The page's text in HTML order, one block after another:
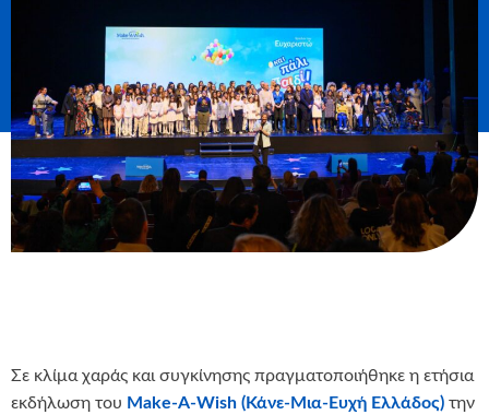
Σε κλίμα χαράς και συγκίνησης πραγματοποιήθηκε η ετήσια
εκδήλωση του Make-A-Wish (Κάνε-Μια-Ευχή Ελλάδος) την